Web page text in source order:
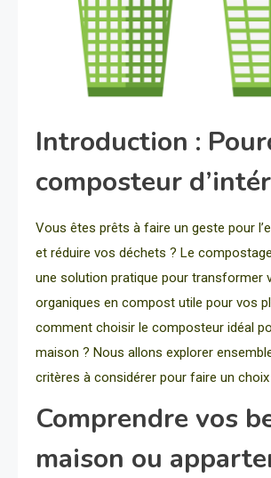
Introduction :
composteur
Vous êtes prêts à faire un geste pour
et réduire vos déchets ? Le
une solution pratique pour transformer
organiques en compost utile pour vos
comment choisir le composteur idéal
maison ? Nous allons explorer
critères à considérer pour faire un choix
Comprendre vos
maison ou